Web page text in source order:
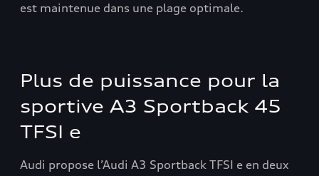
est maintenue dans une plage optimale.
Plus de puissance pour la
sportive A3 Sportback 45
TFSI e
Audi propose l’Audi A3 Sportback TFSI e en deux